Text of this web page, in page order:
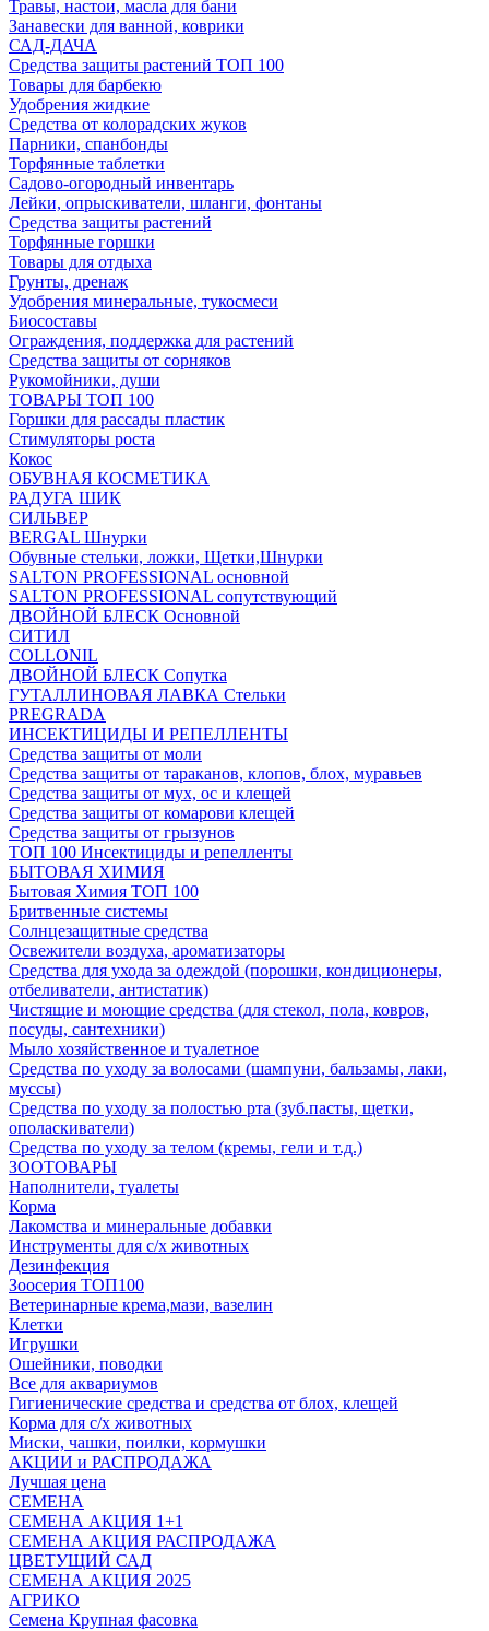
Травы, настои, масла для бани
Занавески для ванной, коврики
САД-ДАЧА
Средства защиты растений ТОП 100
Товары для барбекю
Удобрения жидкие
Средства от колорадских жуков
Парники, спанбонды
Торфянные таблетки
Садово-огородный инвентарь
Лейки, опрыскиватели, шланги, фонтаны
Средства защиты растений
Торфянные горшки
Товары для отдыха
Грунты, дренаж
Удобрения минеральные, тукосмеси
Биосоставы
Ограждения, поддержка для растений
Средства защиты от сорняков
Рукомойники, души
ТОВАРЫ ТОП 100
Горшки для рассады пластик
Стимуляторы роста
Кокос
ОБУВНАЯ КОСМЕТИКА
РАДУГА ШИК
СИЛЬВЕР
BERGAL Шнурки
Обувные стельки, ложки, Щетки,Шнурки
SALTON PROFESSIONAL основной
SALTON PROFESSIONAL сопутствующий
ДВОЙНОЙ БЛЕСК Основной
СИТИЛ
COLLONIL
ДВОЙНОЙ БЛЕСК Сопутка
ГУТАЛЛИНОВАЯ ЛАВКА Стельки
PREGRADA
ИНСЕКТИЦИДЫ И РЕПЕЛЛЕНТЫ
Средства защиты от моли
Средства защиты от тараканов, клопов, блох, муравьев
Средства защиты от мух, ос и клещей
Средства защиты от комарови клещей
Средства защиты от грызунов
ТОП 100 Инсектициды и репелленты
БЫТОВАЯ ХИМИЯ
Бытовая Химия ТОП 100
Бритвенные системы
Солнцезащитные средства
Освежители воздуха, ароматизаторы
Средства для ухода за одеждой (порошки, кондиционеры,
отбеливатели, антистатик)
Чистящие и моющие средства (для стекол, пола, ковров,
посуды, сантехники)
Мыло хозяйственное и туалетное
Средства по уходу за волосами (шампуни, бальзамы, лаки,
муссы)
Средства по уходу за полостью рта (зуб.пасты, щетки,
ополаскиватели)
Средства по уходу за телом (кремы, гели и т.д.)
ЗООТОВАРЫ
Наполнители, туалеты
Корма
Лакомства и минеральные добавки
Инструменты для с/х животных
Дезинфекция
Зоосерия ТОП100
Ветеринарные крема,мази, вазелин
Клетки
Игрушки
Ошейники, поводки
Все для аквариумов
Гигиенические средства и средства от блох, клещей
Корма для с/х животных
Миски, чашки, поилки, кормушки
АКЦИИ и РАСПРОДАЖА
Лучшая цена
СЕМЕНА
СЕМЕНА АКЦИЯ 1+1
СЕМЕНА АКЦИЯ РАСПРОДАЖА
ЦВЕТУЩИЙ САД
СЕМЕНА АКЦИЯ 2025
АГРИКО
Семена Крупная фасовка